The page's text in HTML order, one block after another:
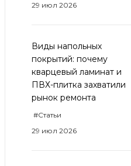
29 июл 2026
Виды напольных
покрытий: почему
кварцевый ламинат и
ПВХ-плитка захватили
рынок ремонта
#Статьи
29 июл 2026